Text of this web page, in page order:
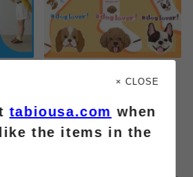
仙台セルバ店
× CLOSE
tabiousa.com when
the items in the